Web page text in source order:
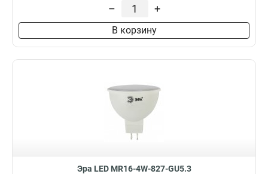
– +
В корзину
Эра LED MR16-4W-827-GU5.3